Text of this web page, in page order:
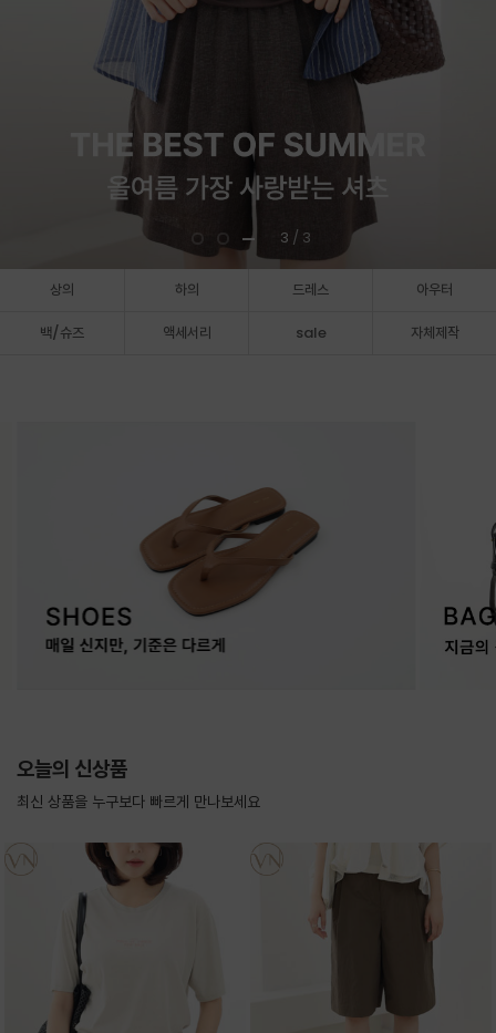
3 / 3
상의 하의 드레스 아우터
백/슈즈 액세서리 sale 자체제작
오늘의 신상품
최신 상품을 누구보다 빠르게 만나보세요